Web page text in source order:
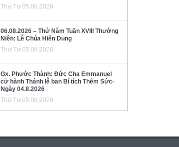
Thứ Tư 05.08.2026
06.08.2026 – Thứ Năm Tuần XVIII Thường
Niên: Lễ Chúa Hiển Dung
Thứ Tư 05.08.2026
Gx. Phước Thành: Đức Cha Emmanuel
cử hành Thánh lễ ban Bí tích Thêm Sức-
Ngày 04.8.2026
Thứ Tư 05.08.2026